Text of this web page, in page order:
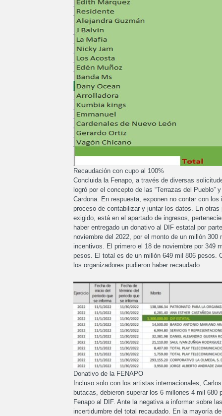
Recaudación con cupo al 100%
Concluida la Fenapo, a través de diversas
logró por el concepto de las “Terrazas del
Cardona. En respuesta, exponen no contar con
proceso de contabilizar y juntar los datos. En
exigido, está en el apartado de ingresos,
haber entregado un donativo al DIF estatal por
noviembre del 2022, por el monto de un millón
incentivos. El primero el 18 de noviembre por 349
pesos. El total es de un millón 649 mil 806 pesos.
los organizadores pudieron haber recaudado.
Donativo de la FENAPO
Incluso solo con los artistas internacionales,
butacas, debieron superar los 6 millones 4 mil
Fenapo al DIF. Ante la negativa a informar sobre
incertidumbre del total recaudado. En la mayoría